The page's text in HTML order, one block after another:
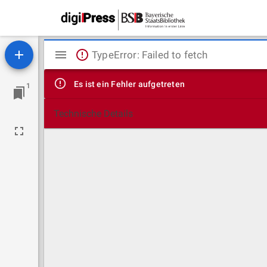
1
Mirador
Viewer
TypeError: Failed to fetch
Es ist ein Fehler aufgetreten
Technische Details